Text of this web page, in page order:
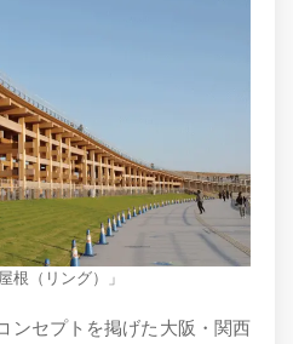
根（リング）」
ンセプトを掲げた大阪・関西